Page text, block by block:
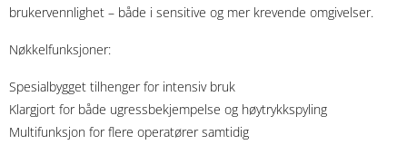
brukervennlighet – både i sensitive og mer krevende omgivelser.
Nøkkelfunksjoner:
Spesialbygget tilhenger for intensiv bruk
Klargjort for både ugressbekjempelse og høytrykkspyling
Multifunksjon for flere operatører samtidig